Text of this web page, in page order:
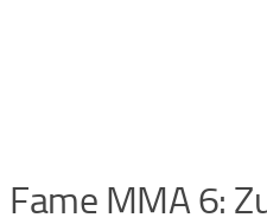
Fame MMA 6: